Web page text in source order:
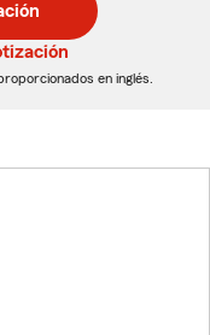
en inglés.